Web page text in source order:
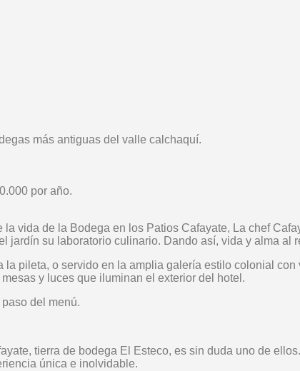
más antiguas del valle calchaquí.
por año.
vida de la Bodega en los Patios Cafayate, La chef
su laboratorio culinario. Dando así, vida y alma al
pileta, o servido en la amplia galería estilo colonial con
y luces que iluminan el exterior del hotel.
del menú.
tierra de bodega El Esteco, es sin duda uno de
única e inolvidable.